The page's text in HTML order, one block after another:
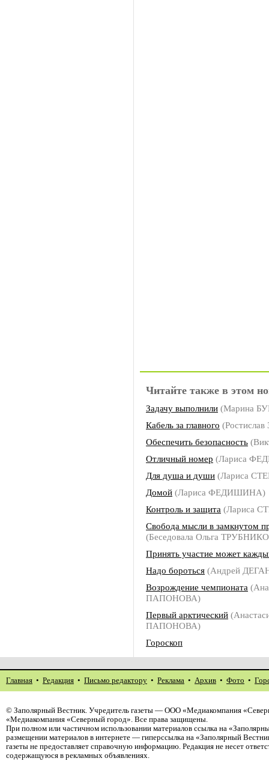
Читайте также в этом
Задачу выполнили (Марина
Кабель за главного
Обеспечить безопасность
Отличный номер (Лариса
Для душа и души (Лариса
Домой (Лариса ФЕДИШИНА)
Контроль и защита (Лариса
Свобода мысли в замкнутом
(Беседовала Ольга
Принять участие может
Надо бороться (Андрей
Возрождение чемпионата
ПАПОНОВА)
Первый арктический
ПАПОНОВА)
Гороскоп
Главная • Редакция • Письмо редактору • Реклама • Архив • Фото •
© Заполярный Вестник. Учредитель газеты — ООО «Медиакомпания
«Медиакомпания «Северный город». Все права защищены.
При полном или частичном использовании материалов ссылка на
размещении материалов в интернете — гиперссылка на «Заполярный
газеты не предоставляет справочную информацию. Редакция не несет
содержащуюся в рекламных объявлениях.